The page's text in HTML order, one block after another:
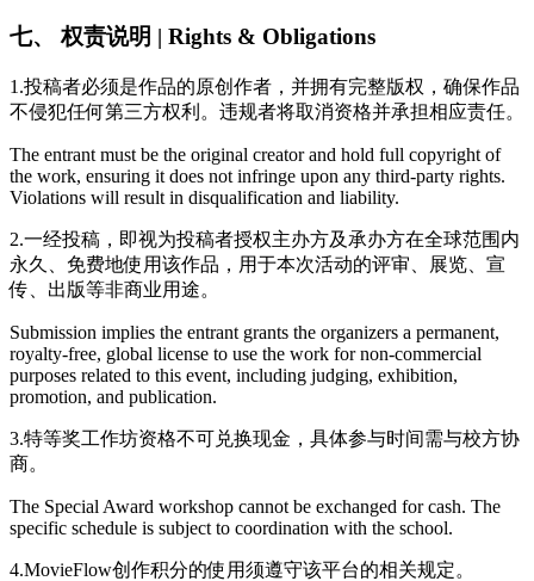
七、 权责说明 | Rights & Obligations
1.投稿者必须是作品的原创作者，并拥有完整版权，确保作品
不侵犯任何第三方权利。违规者将取消资格并承担相应责任。
The entrant must be the original creator and hold full copyright of
the work, ensuring it does not infringe upon any third-party rights.
Violations will result in disqualification and liability.
2.一经投稿，即视为投稿者授权主办方及承办方在全球范围内
永久、免费地使用该作品，用于本次活动的评审、展览、宣
传、出版等非商业用途。
Submission implies the entrant grants the organizers a permanent,
royalty-free, global license to use the work for non-commercial
purposes related to this event, including judging, exhibition,
promotion, and publication.
3.特等奖工作坊资格不可兑换现金，具体参与时间需与校方协
商。
The Special Award workshop cannot be exchanged for cash. The
specific schedule is subject to coordination with the school.
4.MovieFlow创作积分的使用须遵守该平台的相关规定。